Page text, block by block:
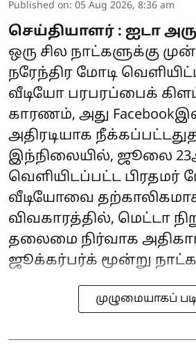
Published on: 05 Aug 2026, 8:36 am
செய்தியாளர் : ஐடா
ஒரு சில நாட்களுக்கு
நரேந்திர மோடி வெளியிட்ட
வீடியோ பரபரப்பைக்
காரணம், அது
அதிரடியாக
இந்நிலையில், ஜூலை
வெளியிடப்பட்ட பிரதமர்
வீடியோவை
விவகாரத்தில், மெட்டா
தலைமை நிர்வாக
ஜூக்கர்பர்க் மூன்று
முழுமையாகப்